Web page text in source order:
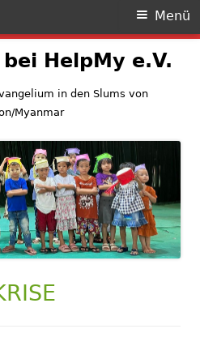
HelpMy e.V.
in den Slums von
Myanmar
Menü